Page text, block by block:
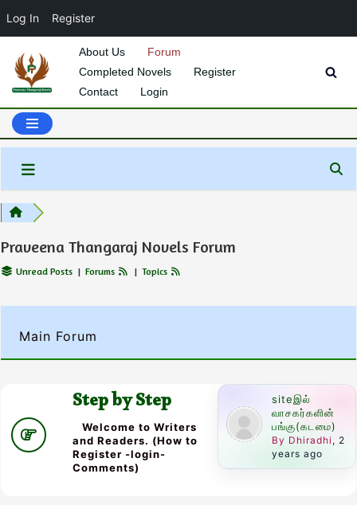
Log In Register
Skip
content
About Us
Forum
Completed Novels
Register
Contact
Login
Praveena Thangaraj Novels Forum
Unread Posts | Forums | Topics
Main Forum
Step by Step
Welcome to Writers
and Readers. (How to
Register -login-
Comments)
siteஇல்
வாசகர்களின்
பங்கு(கடமை)
By Dhiradhi , 2
years ago